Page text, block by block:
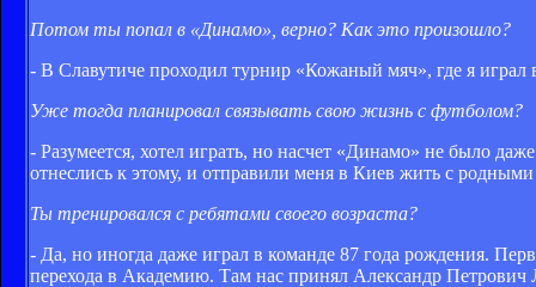
Потом ты попал в «Динамо», верно? Как это произошло?
- В Славутиче проходил турнир «Кожаный мяч», где я
Уже тогда планировал связывать свою жизнь с футболом?
- Разумеется, хотел играть, но насчет «Динамо» не было
отнеслись к этому, и отправили меня в Киев жить с
Ты тренировался с ребятами своего возраста?
- Да, но иногда даже играл в команде 87 года рождения.
перехода в Академию. Там нас принял Александр